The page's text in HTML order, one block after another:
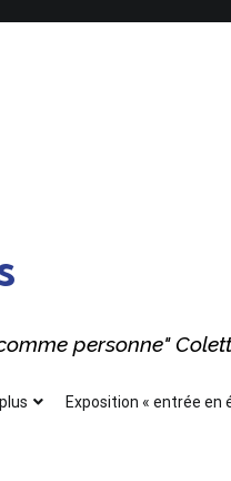
personne"
Exposition « entrée en